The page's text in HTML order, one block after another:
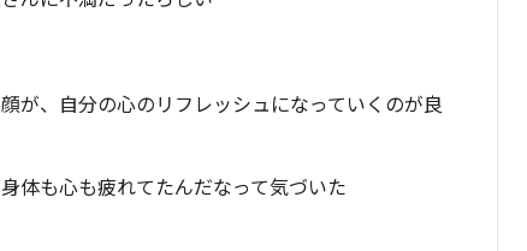
が、自分の心のリフレッシュになっていくのが良
体も心も疲れてたんだなって気づいた